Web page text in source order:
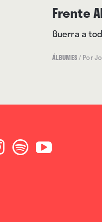
Frente
Guerra a
ÁLBUMES/ Por